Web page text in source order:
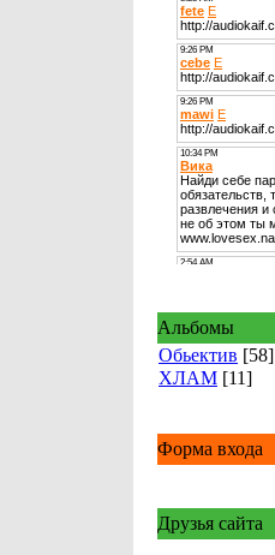
Альбомы
Обьектив [58]
ХЛАМ [11]
Форма входа
Друзья сайта